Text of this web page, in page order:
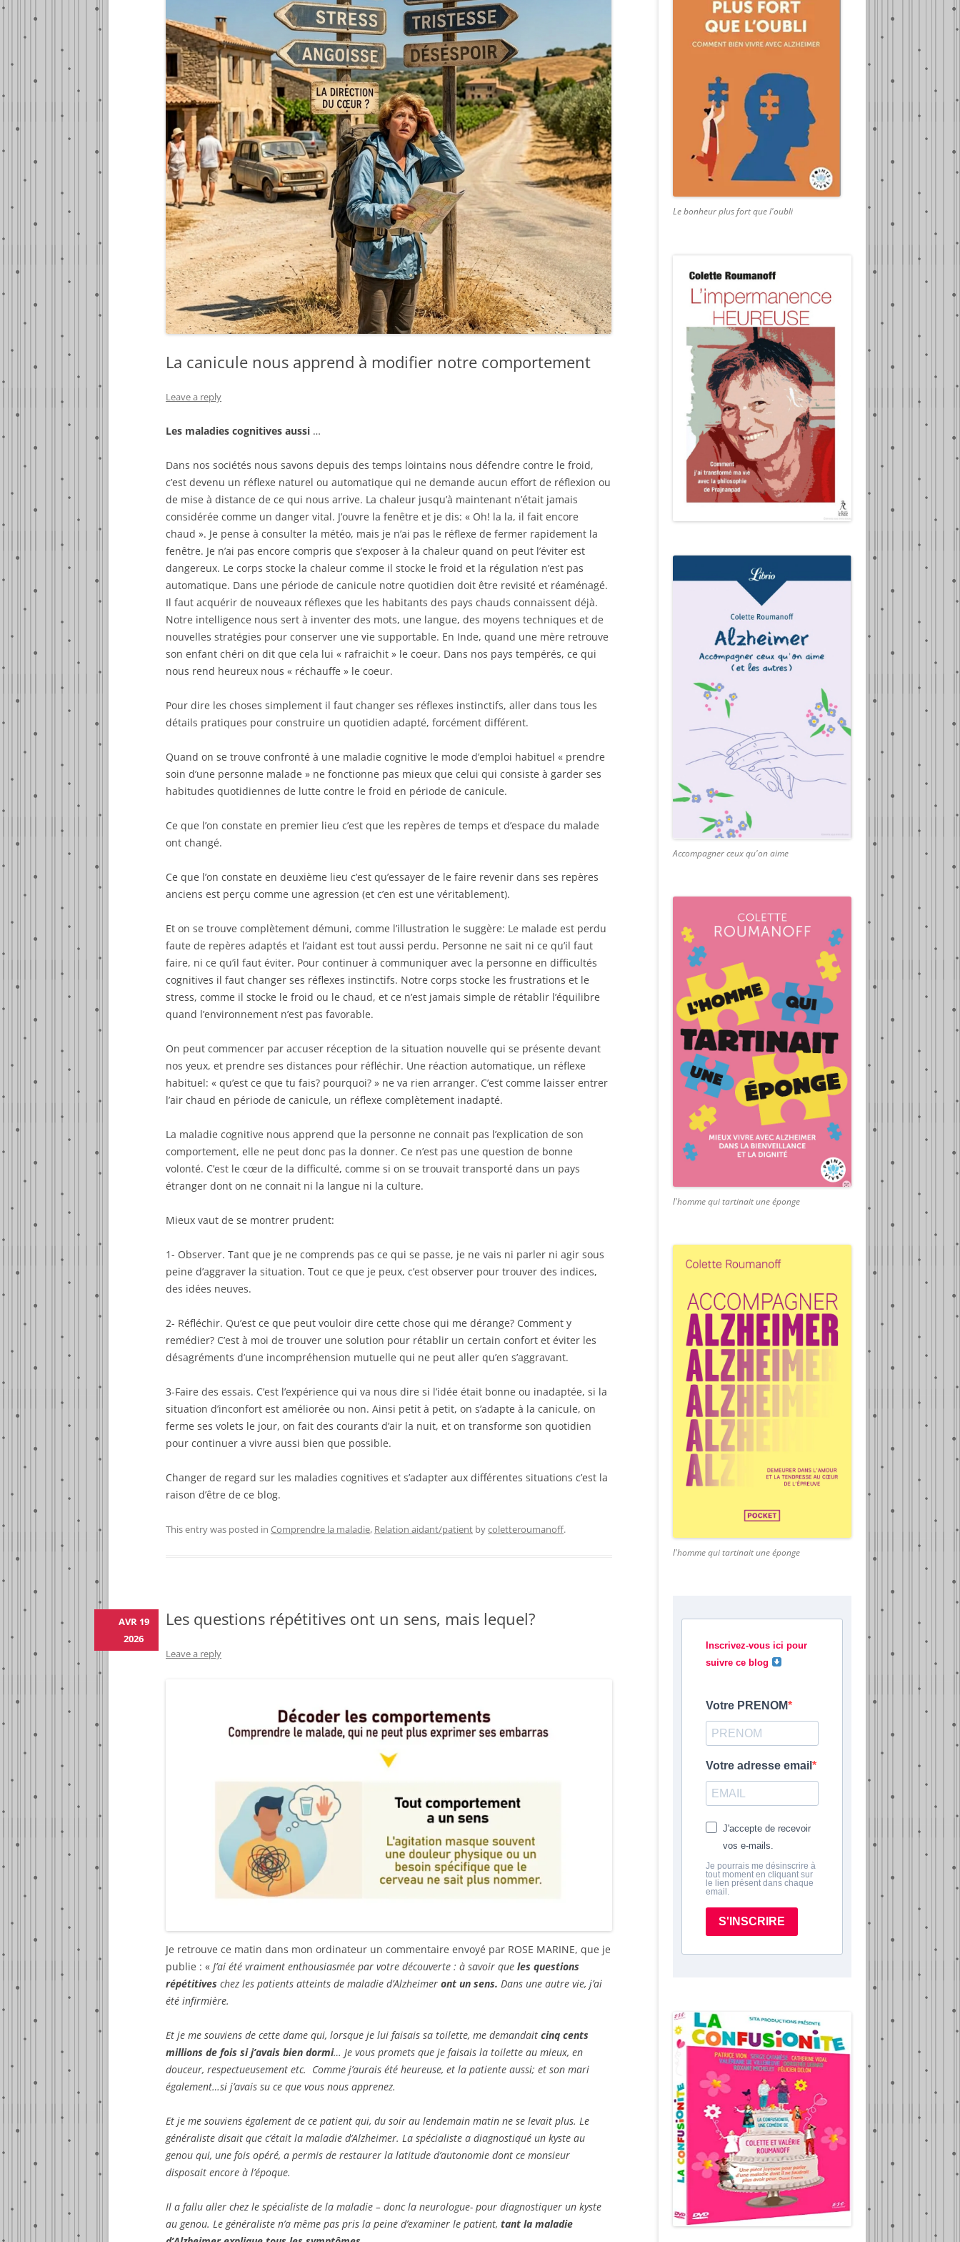
La canicule nous apprend à modifier notre comportement
Leave a reply
Les maladies cognitives aussi …
Dans nos sociétés nous savons depuis des temps lointains nous défendre contre le froid,
c’est devenu un réflexe naturel ou automatique qui ne demande aucun effort de réflexion ou
de mise à distance de ce qui nous arrive. La chaleur jusqu’à maintenant n’était jamais
considérée comme un danger vital. J’ouvre la fenêtre et je dis: « Oh! la la, il fait encore
chaud ». Je pense à consulter la météo, mais je n’ai pas le réflexe de fermer rapidement la
fenêtre. Je n’ai pas encore compris que s’exposer à la chaleur quand on peut l’éviter est
dangereux. Le corps stocke la chaleur comme il stocke le froid et la régulation n’est pas
automatique. Dans une période de canicule notre quotidien doit être revisité et réaménagé.
Il faut acquérir de nouveaux réflexes que les habitants des pays chauds connaissent déjà.
Notre intelligence nous sert à inventer des mots, une langue, des moyens techniques et de
nouvelles stratégies pour conserver une vie supportable. En Inde, quand une mère retrouve
son enfant chéri on dit que cela lui « rafraichit » le coeur. Dans nos pays tempérés, ce qui
nous rend heureux nous « réchauffe » le coeur.
Pour dire les choses simplement il faut changer ses réflexes instinctifs, aller dans tous les
détails pratiques pour construire un quotidien adapté, forcément différent.
Quand on se trouve confronté à une maladie cognitive le mode d’emploi habituel « prendre
soin d’une personne malade » ne fonctionne pas mieux que celui qui consiste à garder ses
habitudes quotidiennes de lutte contre le froid en période de canicule.
Ce que l’on constate en premier lieu c’est que les repères de temps et d’espace du malade
ont changé.
Ce que l’on constate en deuxième lieu c’est qu’essayer de le faire revenir dans ses repères
anciens est perçu comme une agression (et c’en est une véritablement).
Et on se trouve complètement démuni, comme l’illustration le suggère: Le malade est perdu
faute de repères adaptés et l’aidant est tout aussi perdu. Personne ne sait ni ce qu’il faut
faire, ni ce qu’il faut éviter. Pour continuer à communiquer avec la personne en difficultés
cognitives il faut changer ses réflexes instinctifs. Notre corps stocke les frustrations et le
stress, comme il stocke le froid ou le chaud, et ce n’est jamais simple de rétablir l’équilibre
quand l’environnement n’est pas favorable.
On peut commencer par accuser réception de la situation nouvelle qui se présente devant
nos yeux, et prendre ses distances pour réfléchir. Une réaction automatique, un réflexe
habituel: « qu’est ce que tu fais? pourquoi? » ne va rien arranger. C’est comme laisser entrer
l’air chaud en période de canicule, un réflexe complètement inadapté.
La maladie cognitive nous apprend que la personne ne connait pas l’explication de son
comportement, elle ne peut donc pas la donner. Ce n’est pas une question de bonne
volonté. C’est le cœur de la difficulté, comme si on se trouvait transporté dans un pays
étranger dont on ne connait ni la langue ni la culture.
Mieux vaut de se montrer prudent:
1- Observer. Tant que je ne comprends pas ce qui se passe, je ne vais ni parler ni agir sous
peine d’aggraver la situation. Tout ce que je peux, c’est observer pour trouver des indices,
des idées neuves.
2- Réfléchir. Qu’est ce que peut vouloir dire cette chose qui me dérange? Comment y
remédier? C’est à moi de trouver une solution pour rétablir un certain confort et éviter les
désagréments d’une incompréhension mutuelle qui ne peut aller qu’en s’aggravant.
3-Faire des essais. C’est l’expérience qui va nous dire si l’idée était bonne ou inadaptée, si la
situation d’inconfort est améliorée ou non. Ainsi petit à petit, on s’adapte à la canicule, on
ferme ses volets le jour, on fait des courants d’air la nuit, et on transforme son quotidien
pour continuer a vivre aussi bien que possible.
Changer de regard sur les maladies cognitives et s’adapter aux différentes situations c’est la
raison d’être de ce blog.
This entry was posted in Comprendre la maladie, Relation aidant/patient bycoletteroumanoff.
Les questions répétitives ont un sens, mais lequel?
Leave a reply
Je retrouve ce matin dans mon ordinateur un commentaire envoyé par ROSE MARINE, que je
publie : « J’ai été vraiment enthousiasmée par votre découverte : à savoir que les questions
répétitives chez les patients atteints de maladie d’Alzheimer ont un sens. Dans une autre vie, j’ai
été infirmière.
Et je me souviens de cette dame qui, lorsque je lui faisais sa toilette, me demandait cinq cents
millions de fois si j’avais bien dormi… Je vous promets que je faisais la toilette au mieux, en
douceur, respectueusement etc. Comme j’aurais été heureuse, et la patiente aussi; et son mari
également…si j’avais su ce que vous nous apprenez.
Et je me souviens également de ce patient qui, du soir au lendemain matin ne se levait plus. Le
généraliste disait que c’était la maladie d’Alzheimer. La spécialiste a diagnostiqué un kyste au
genou qui, une fois opéré, a permis de restaurer la latitude d’autonomie dont ce monsieur
disposait encore à l’époque.
Il a fallu aller chez le spécialiste de la maladie – donc la neurologue- pour diagnostiquer un kyste
au genou. Le généraliste n’a même pas pris la peine d’examiner le patient, tant la maladie
AVR 19
2026
Le bonheur plus fort que l'oubli
Accompagner ceux qu'on aime
l'homme qui tartinait une éponge
l'homme qui tartinait une éponge
Inscrivez-vous ici pour
suivre ce blog
Votre PRENOM
Votre adresse email
J'accepte de recevoir
vos e-mails.
Je pourrais me désinscrire à
tout moment en cliquant sur
le lien présent dans chaque
email.
S'INSCRIRE